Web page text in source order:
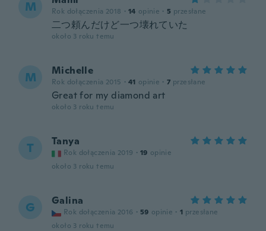
M Rok dołączenia 2018 · 14 opinie · 5 przesłane
二つ頼んだけど一つ壊れていた
około 3 roku temu
M Michelle
Rok dołączenia 2015 · 41 opinie · 7 przesłane
Great for my diamond art
około 3 roku temu
T Tanya
Rok dołączenia 2019 · 19 opinie
około 3 roku temu
G Galina
Rok dołączenia 2016 · 59 opinie · 1 przesłane
około 3 roku temu